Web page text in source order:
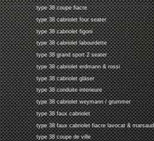
type 38 coupe fiacre
type 38 cabriolet four seater
type 38 cabriolet figoni
type 38 cabriolet labourdette
type 38 grand sport 2 seater
type 38 cabriolet erdmann & rossi
type 38 cabriolet gläser
type 38 conduite interieure
type 38 cabriolet weymann / grummer
type 38 faux cabriolet
type 38 faux cabriolet fiacre lavocat & marsaud
type 38 coupe de ville